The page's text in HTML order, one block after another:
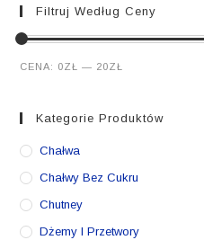
Filtruj Według Ceny
Cena
Cena
CENA: 0ZŁ — 20ZŁ
Kategorie Produktów
Chałwa
Chałwy Bez Cukru
Chutney
Dżemy I Przetwory